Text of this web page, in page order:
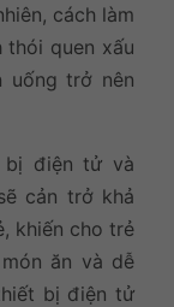
cách làm
thói quen xấu
uống trở nên
bị điện tử và
cản trở khả
khiến cho trẻ
ăn và dễ
bị điện tử